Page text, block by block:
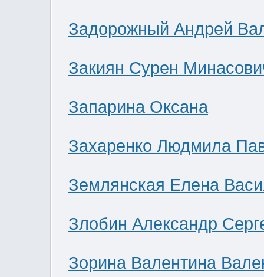
Задорожный Андрей
Закиян Сурен
Запарина Оксана
Захаренко Людмила
Землянская Елена
Злобин Александр
Зорина Валентина